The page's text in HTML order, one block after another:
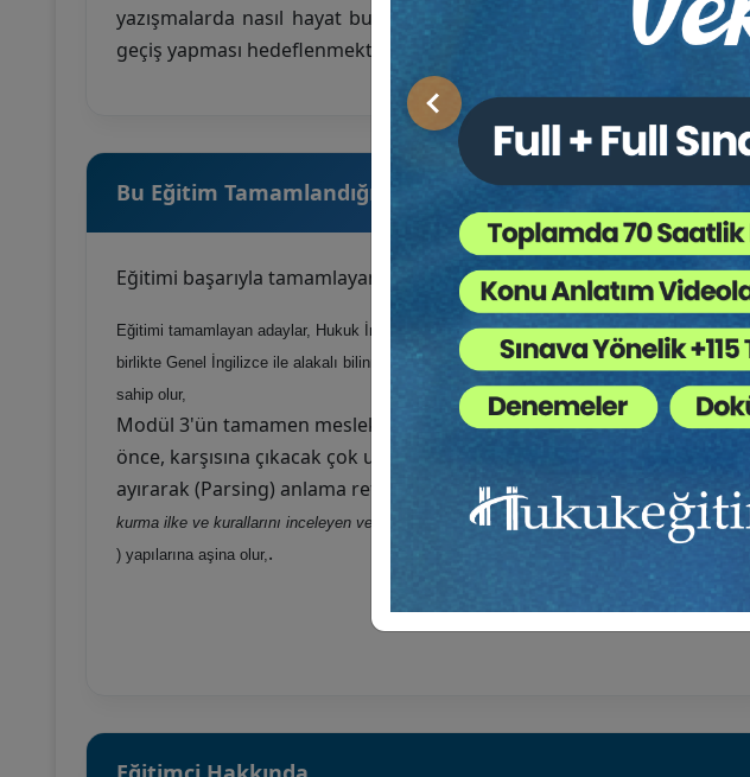
Önceki
yazışmalarda nasıl hayat bulduğunu görerek Modül 3'e kusursuz bir
geçiş yapması hedeflenmektedir.
Bu Eğitim Tamamlandığında Kazanımlar
Eğitimi başarıyla tamamlayan katılımcılar;
Eğitimi tamamlayan adaylar, Hukuk İngilizcesine Girizgâh vasfında olan buprogramla
birlikte Genel İngilizce ile alakalı bilinmesi gereken temel Grammar (Dilbilgisi) yapılarına
sahip olur,
Modül 3'ün tamamen mesleki ve ağır terminolojik yapısına geçmeden
önce, karşısına çıkacak çok uzun hukuk cümlelerini parçalarına
ayırarak (Parsing) anlama refleksini geliştirir ve
gerekli olan Syntax (c ümle
kurma ilke ve kurallarını inceleyen ve cümlelerin esnekliğini inceleyen dilbilimdalı
) yapılarına aşina olur,.